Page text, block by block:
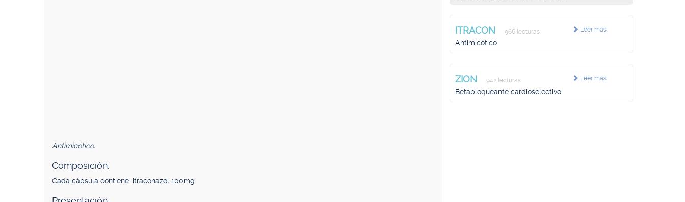
Antimicótico.
Composición.
Cada cápsula contiene: itraconazol 100mg.
Leer más
ITRACON 966 lecturas
Antimicótico
Leer más
ZION 942 lecturas
Betabloqueante cardioselectivo